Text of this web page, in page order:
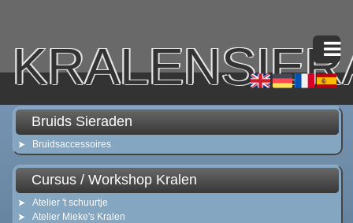
Bruids Sieraden
Bruidsaccessoires
Cursus / Workshop Kralen
Atelier 't schuurtje
Atelier Mieke's Kralen